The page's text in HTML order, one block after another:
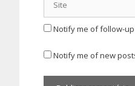
Notify me of follow-
Notify me of new